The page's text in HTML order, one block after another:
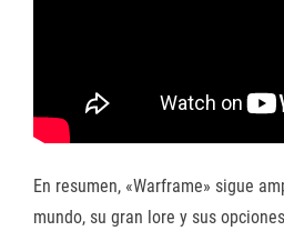
En resumen, «Warframe» sigue
mundo, su gran lore y sus